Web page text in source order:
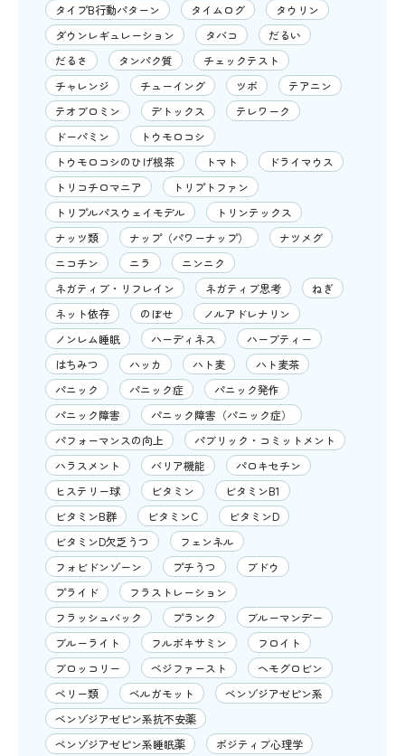
タイプB行動パターン
タイムログ
タウリン
ダウンレギュレーション
タバコ
だるい
だるさ
タンパク質
チェックテスト
チャレンジ
チューイング ツボ
テアニン
テオブロミン
デトックス
テレワーク
ドーパミン
トウモロコシ
トウモロコシのひげ根茶
トマト
ドライマウス
トリコチロマニア
トリプトファン
トリプルパスウェイモデル
トリンテックス
ナッツ類
ナップ（パワーナップ）
ナツメグ
ニコチン
ニラ
ニンニク
ネガティブ・リフレイン
ネガティブ思考
ねぎ
ネット依存
のぼせ
ノルアドレナリン
ノンレム睡眠
ハーディネス
ハーブティー
はちみつ
ハッカ ハト麦
ハト麦茶
パニック
パニック症
パニック発作
パニック障害
パニック障害（パニック症）
パフォーマンスの向上
パブリック・コミットメント
ハラスメント
バリア機能
パロキセチン
ヒステリー球
ビタミン
ビタミンB1
ビタミンB群
ビタミンC
ビタミンD
ビタミンD欠乏うつ
フェンネル
フォビドンゾーン
プチうつ
ブドウ
プライド
フラストレーション
フラッシュバック
プランク
ブルーマンデー
ブルーライト
フルボキサミン
フロイト
ブロッコリー
ベジファースト
ヘモグロビン
ベリー類
ベルガモット
ベンゾジアゼピン系
ベンゾジアゼピン系抗不安薬
ベンゾジアゼピン系睡眠薬
ポジティブ心理学